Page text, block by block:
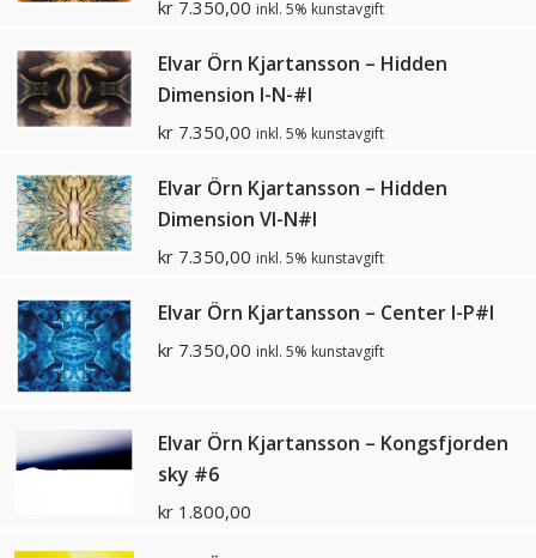
kr 7.350,00 inkl. 5% kunstavgift
Elvar Örn Kjartansson – Hidden
Dimension I-N-#I
kr 7.350,00 inkl. 5% kunstavgift
Elvar Örn Kjartansson – Hidden
Dimension VI-N#I
kr 7.350,00 inkl. 5% kunstavgift
Elvar Örn Kjartansson – Center I-P#I
kr 7.350,00 inkl. 5% kunstavgift
Elvar Örn Kjartansson – Kongsfjorden
sky #6
kr 1.800,00